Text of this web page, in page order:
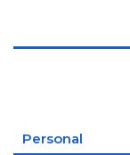
Personal